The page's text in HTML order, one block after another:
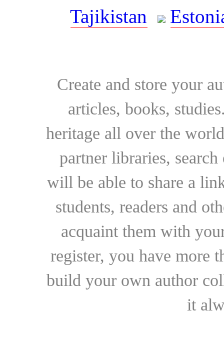
Tajikistan
Create and store your
articles, books,
heritage all over the
partner libraries,
will be able to share a
students, readers and
acquaint them with
register, you have more
build your own author
it